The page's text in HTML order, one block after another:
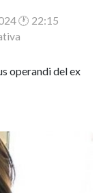
🕐 22:15
operandi del ex